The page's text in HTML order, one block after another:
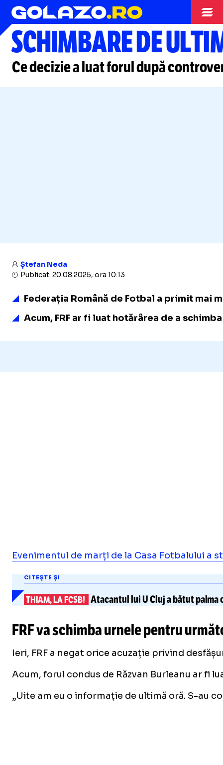
Superliga
SCHIMBARE DE
Ce decizie a luat forul după
Ștefan Neda
Publicat: 20.08.2025, ora 10:13
Federația Română de Fotbal a primit
Acum, FRF ar fi luat hotărârea de a
Evenimentul de marți de la Casa Fotbalului a
CITEȘTE ȘI
THIAM, LA FCSB! Atacantul lui U Cluja bătut palma
FRF va schimba urnele pentru
Ieri, FRF a negat orice acuzație privind
Acum, forul condus de Răzvan Burleanu ar fi
„Uite am eu o informație de ultimă oră. S-au